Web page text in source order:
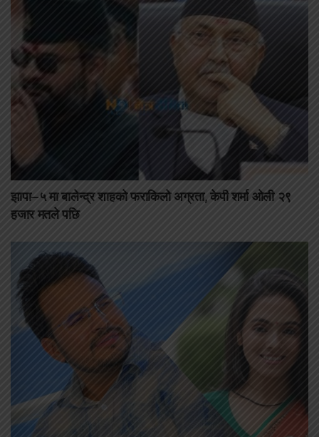
झापा–५ मा बालेन्द्र शाहको फराकिलो अग्रता, केपी शर्मा ओली २९
हजार मतले पछि